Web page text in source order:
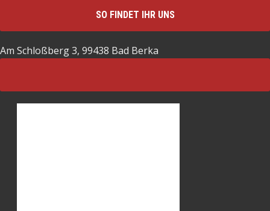
SO FINDET IHR UNS
Am Schloßberg 3, 99438 Bad Berka